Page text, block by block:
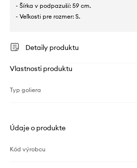
- Šírka v podpazuší: 59 cm.
- Veľkosti pre rozmer: S.
Detaily produktu
Vlastnosti produktu
Typ goliera
Údaje o produkte
Kód výrobcu